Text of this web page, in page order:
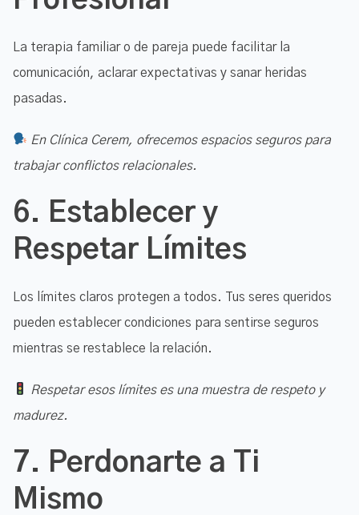
La terapia familiar o de pareja puede facilitar la
comunicación, aclarar expectativas y sanar heridas
pasadas.
En Clínica Cerem, ofrecemos espacios seguros para
trabajar conflictos relacionales.
6. Establecer y
Respetar Límites
Los límites claros protegen a todos. Tus seres queridos
pueden establecer condiciones para sentirse seguros
mientras se restablece la relación.
Respetar esos límites es una muestra de respeto y
madurez.
7. Perdonarte a Ti
Mismo